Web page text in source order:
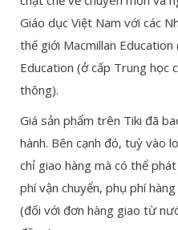
Giáo dục Việt Nam với các
thế giới Macmillan
Education (ở cấp Trung học
thông).
Giá sản phẩm trên Tiki đã
hành. Bên cạnh đó, tuỳ vào
chỉ giao hàng mà có thể
phí vận chuyển, phụ phí
(đối với đơn hàng giao từ